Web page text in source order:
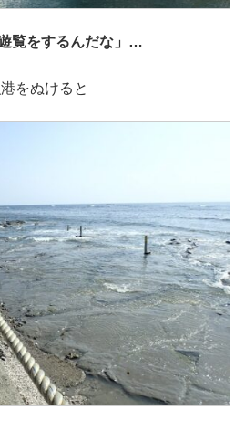
覧をするんだな」…
をぬけると